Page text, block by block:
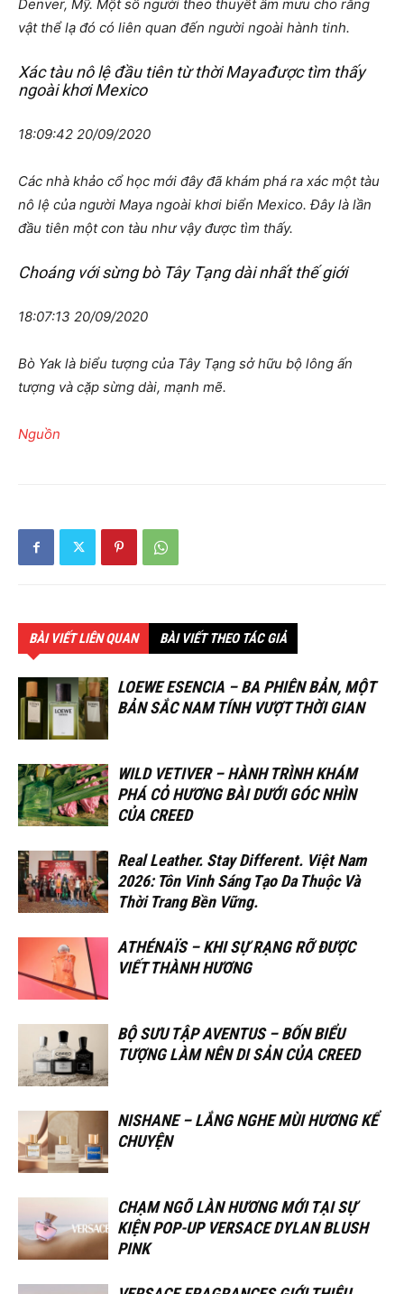
Denver, Mỹ. Một số người theo thuyết âm mưu cho rằng
vật thể lạ đó có liên quan đến người ngoài hành tinh.
Xác tàu nô lệ đầu tiên từ thời Mayađược tìm thấy
ngoài khơi Mexico
18:09:42 20/09/2020
Các nhà khảo cổ học mới đây đã khám phá ra xác một tàu
nô lệ của người Maya ngoài khơi biển Mexico. Đây là lần
đầu tiên một con tàu như vậy được tìm thấy.
Choáng với sừng bò Tây Tạng dài nhất thế giới
18:07:13 20/09/2020
Bò Yak là biểu tượng của Tây Tạng sở hữu bộ lông ấn
tượng và cặp sừng dài, mạnh mẽ.
Nguồn
BÀI VIẾT LIÊN QUAN BÀI VIẾT THEO TÁC GIẢ
LOEWE ESENCIA – BA PHIÊN BẢN, MỘT
BẢN SẮC NAM TÍNH VƯỢT THỜI GIAN
WILD VETIVER – HÀNH TRÌNH KHÁM
PHÁ CỎ HƯƠNG BÀI DƯỚI GÓC NHÌN
CỦA CREED
Real Leather. Stay Different. Việt Nam
2026: Tôn Vinh Sáng Tạo Da Thuộc Và
Thời Trang Bền Vững.
ATHÉNAÏS – KHI SỰ RẠNG RỠ ĐƯỢC
VIẾT THÀNH HƯƠNG
BỘ SƯU TẬP AVENTUS – BỐN BIỂU
TƯỢNG LÀM NÊN DI SẢN CỦA CREED
NISHANE – LẮNG NGHE MÙI HƯƠNG KỂ
CHUYỆN
CHẠM NGÕ LÀN HƯƠNG MỚI TẠI SỰ
KIỆN POP-UP VERSACE DYLAN BLUSH
PINK